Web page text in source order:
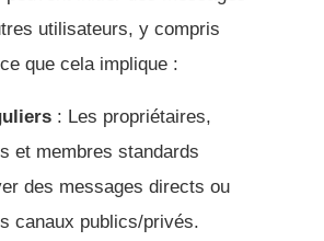
utilisateurs, y compris
que cela implique :
: Les propriétaires,
et membres standards
des messages directs ou
canaux publics/privés.